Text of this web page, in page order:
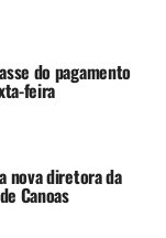
do pagamento
feira
nova diretora da
Canoas